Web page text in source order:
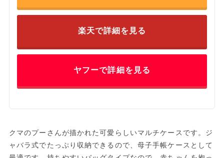
楽天で詳細を見る
ヤフーで詳細を見る
クマのプーさんが描かれた可愛らしいマルチケースです。ジ
ャバラ式でたっぷり収納できるので、母子手帳ケースとして